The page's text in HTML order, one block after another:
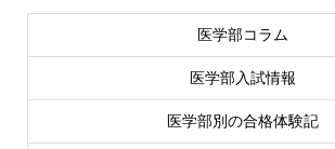
医学部コラム
医学部入試情報
医学部別の合格体験記